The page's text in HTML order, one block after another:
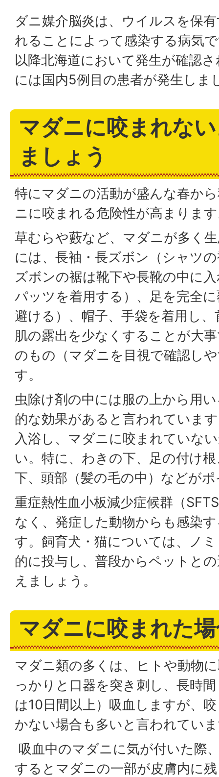
ダニ媒介脳炎は、ウイルスを保
れることによって感染する病気
以降北海道において発生が確認
には国内5例目の患者が発生しま
マダニに咬まれな
ましょう
特にマダニの活動が盛んな春か
ニに咬まれる危険性が高まりま
草むらや藪など、マダニが多く
には、長袖・長ズボン（シャツ
ズボンの裾は靴下や長靴の中に
パッツを着用する）、足を完全
避ける）、帽子、手袋を着用し
肌の露出を少なくすることが大
のもの（マダニを目視で確認し
す。
虫除け剤の中には服の上から用
的な効果があると言われていま
入浴し、マダニに咬まれていな
い。特に、わきの下、足の付け
下、頭部（髪の毛の中）などが
重症熱性血小板減少症候群（
なく、発症した動物からも感染
す。飼育犬・猫については、ノ
的に投与し、普段からペットと
えましょう。
マダニに咬まれた
マダニ類の多くは、ヒトや動物
っかりと口器を突き刺し、長時
は10日間以上）吸血しますが、
かない場合も多いと言われてい
吸血中のマダニに気が付いた際
するとマダニの一部が皮膚内に